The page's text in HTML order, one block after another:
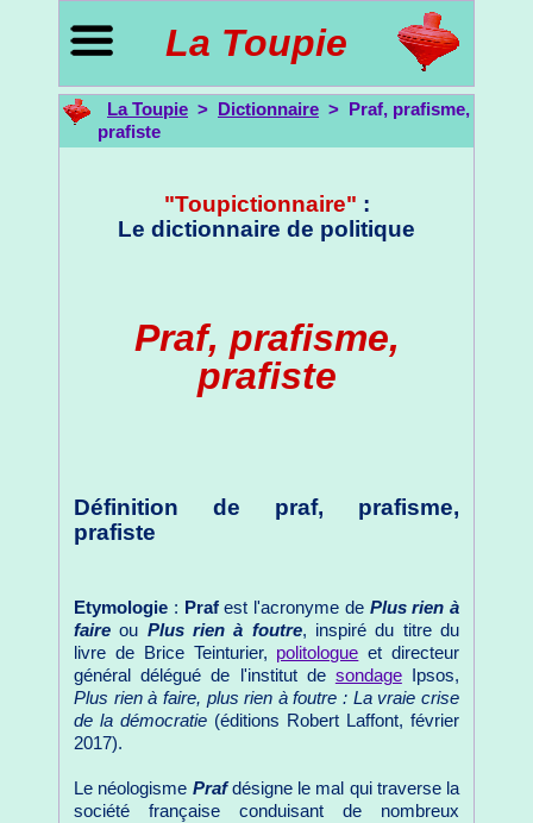
La Toupie
La Toupie > Dictionnaire > Praf, prafisme,
prafiste
"Toupictionnaire" :
Le dictionnaire de politique
Praf, prafisme,
prafiste
Définition de praf, prafisme,
prafiste
Etymologie : Prafest l'acronyme de Plus rien à
faire ou Plus rien à foutre, inspiré du titre du
livre de Brice Teinturier, politologue et directeur
général délégué de l'institut de sondageIpsos,
Plus rien à faire, plus rien à foutre : La vraie crise
de la démocratie (éditions Robert Laffont, février
2017).
Le néologisme Prafdésigne le mal qui traverse la
société française conduisant de nombreux